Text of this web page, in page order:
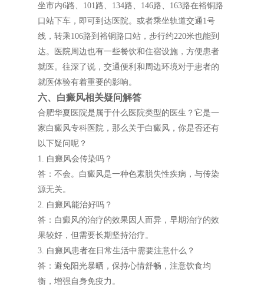
坐市内6路、101路、134路、146路、163路在裕铜路
口站下车，即可到达医院。或者乘坐轨道交通1号
线，转乘106路到裕铜路口站，步行约220米也能到
达。医院周边也有一些餐饮和住宿设施，方便患者
就医。往深了说，交通便利和周边环境对于患者的
就医体验有着重要的影响。
六、白癜风相关疑问解答
合肥华夏医院是属于什么医院类型的医生？它是一
家白癜风专科医院，那么关于白癜风，你是否还有
以下疑问呢？
1. 白癜风会传染吗？
答：不会。白癜风是一种色素脱失性疾病，与传染
源无关。
2. 白癜风能治好吗？
答：白癜风的治疗的效果因人而异，早期治疗的效
果较好，但需要长期坚持治疗。
3. 白癜风患者在日常生活中需要注意什么？
答：避免阳光暴晒，保持心情舒畅，注意饮食均
衡，增强自身免疫力。